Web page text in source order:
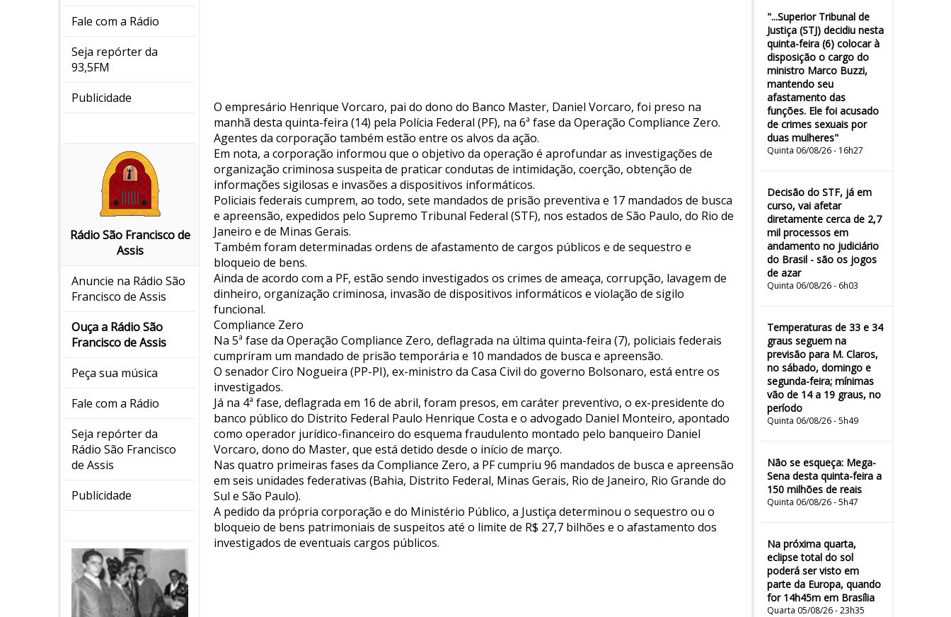
Fale com a Rádio
Seja repórter da
93,5FM
Publicidade
Rádio São Francisco de
Assis
Anuncie na Rádio São
Francisco de Assis
Ouça a Rádio São
Francisco de Assis
Peça sua música
Fale com a Rádio
Seja repórter da
Rádio São Francisco
de Assis
Publicidade
"...Superior Tribunal de
Justiça (STJ) decidiu nesta
quinta-feira (6) colocar à
disposição o cargo do
ministro Marco Buzzi,
mantendo seu
afastamento das
funções. Ele foi acusado
de crimes sexuais por
duas mulheres"
Quinta 06/08/26 - 16h27
Decisão do STF, já em
curso, vai afetar
diretamente cerca de 2,7
mil processos em
andamento no judiciário
do Brasil - são os jogos
de azar
Quinta 06/08/26 - 6h03
Temperaturas de 33 e 34
graus seguem na
previsão para M. Claros,
no sábado, domingo e
segunda-feira; mínimas
vão de 14 a 19 graus, no
período
Quinta 06/08/26 - 5h49
Não se esqueça: Mega-
Sena desta quinta-feira a
150 milhões de reais
Quinta 06/08/26 - 5h47
Na próxima quarta,
eclipse total do sol
poderá ser visto em
parte da Europa, quando
for 14h45m em Brasília
Quarta 05/08/26 - 23h35
O empresário Henrique Vorcaro, pai do dono do Banco Master, Daniel Vorcaro, foi preso na
manhã desta quinta-feira (14) pela Polícia Federal (PF), na 6ª fase da Operação Compliance Zero.
Agentes da corporação também estão entre os alvos da ação.
Em nota, a corporação informou que o objetivo da operação é aprofundar as investigações de
organização criminosa suspeita de praticar condutas de intimidação, coerção, obtenção de
informações sigilosas e invasões a dispositivos informáticos.
Policiais federais cumprem, ao todo, sete mandados de prisão preventiva e 17 mandados de busca
e apreensão, expedidos pelo Supremo Tribunal Federal (STF), nos estados de São Paulo, do Rio de
Janeiro e de Minas Gerais.
Também foram determinadas ordens de afastamento de cargos públicos e de sequestro e
bloqueio de bens.
Ainda de acordo com a PF, estão sendo investigados os crimes de ameaça, corrupção, lavagem de
dinheiro, organização criminosa, invasão de dispositivos informáticos e violação de sigilo
funcional.
Compliance Zero
Na 5ª fase da Operação Compliance Zero, deflagrada na última quinta-feira (7), policiais federais
cumpriram um mandado de prisão temporária e 10 mandados de busca e apreensão.
O senador Ciro Nogueira (PP-PI), ex-ministro da Casa Civil do governo Bolsonaro, está entre os
investigados.
Já na 4ª fase, deflagrada em 16 de abril, foram presos, em caráter preventivo, o ex-presidente do
banco público do Distrito Federal Paulo Henrique Costa e o advogado Daniel Monteiro, apontado
como operador jurídico-financeiro do esquema fraudulento montado pelo banqueiro Daniel
Vorcaro, dono do Master, que está detido desde o início de março.
Nas quatro primeiras fases da Compliance Zero, a PF cumpriu 96 mandados de busca e apreensão
em seis unidades federativas (Bahia, Distrito Federal, Minas Gerais, Rio de Janeiro, Rio Grande do
Sul e São Paulo).
A pedido da própria corporação e do Ministério Público, a Justiça determinou o sequestro ou o
bloqueio de bens patrimoniais de suspeitos até o limite de R$ 27,7 bilhões e o afastamento dos
investigados de eventuais cargos públicos.